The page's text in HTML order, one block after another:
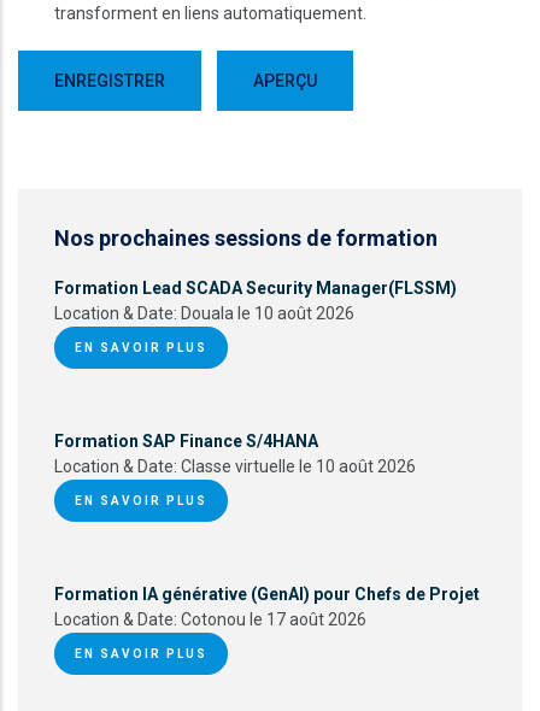
transforment en liens automatiquement.
Nos prochaines sessions de formation
Formation Lead SCADA Security Manager(FLSSM)
Location & Date: Douala le 10 août 2026
EN SAVOIR PLUS
Formation SAP Finance S/4HANA
Location & Date: Classe virtuelle le 10 août 2026
EN SAVOIR PLUS
Formation IA générative (GenAI) pour Chefs de Projet
Location & Date: Cotonou le 17 août 2026
EN SAVOIR PLUS